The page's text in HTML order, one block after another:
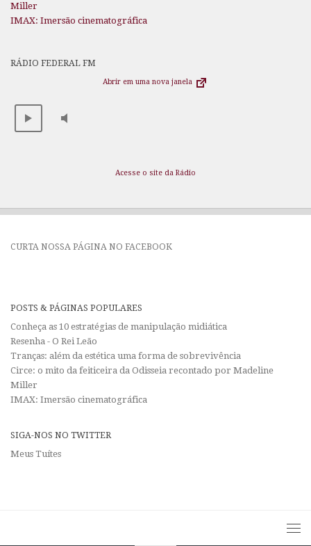
Miller
IMAX: Imersão cinematográfica
RÁDIO FEDERAL FM
Abrir em uma nova janela
Acesse o site da Rádio
CURTA NOSSA PÁGINA NO FACEBOOK
POSTS & PÁGINAS POPULARES
Conheça as 10 estratégias de manipulação midiática
Resenha - O Rei Leão
Tranças: além da estética uma forma de sobrevivência
Circe: o mito da feiticeira da Odisseia recontado por Madeline
Miller
IMAX: Imersão cinematográfica
SIGA-NOS NO TWITTER
Meus Tuítes